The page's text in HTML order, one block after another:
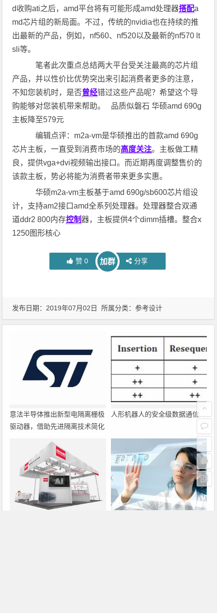
d收购ati之后，amd平台将有可能形成amd处理器搭配a
md芯片组的新局面。不过，传统的nvidia也在持续的推
出最新的产品，例如，nf560、nf520以及最新的nf570 lt
sli等。
笔者此次重点总结两大平台受关注最高的芯片组
产品，并以性价比优势突出来引起消费者更多的注意，
不知您装机时，是否曾经错过这些产品呢？希望这个导
购能够对您装机带来帮助。 品质似磐石 华硕amd 690g
主板降至579元
编辑点评：m2a-vm是华硕推出的首款amd 690g
芯片主板，一直受到消费市场的高度关注。主板做工精
良，提供vga+dvi视频输出接口。而近期再度调整售价的
该款主板，势必将能为消费者带来更多实惠。
华硕m2a-vm主板基于amd 690g/sb600芯片组设
计，支持am2接口amd全系列处理器。处理器整合双通
道ddr2 800内存控制器，主板提供4个dimm插槽。整合x
1250图形核心
赞 0 加群 分享
发布日期：2019年07月02日 所属分类：参考设计
意法半导体推出新型电隔离栅极
驱动器，借助先进隔离技术简化
人形机器人的安全级数据通信